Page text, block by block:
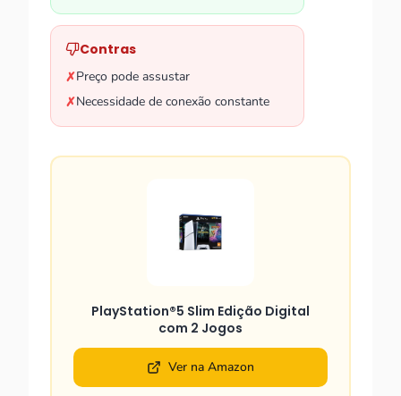
Contras
✗Preço pode assustar
✗Necessidade de conexão constante
PlayStation®5 Slim Edição Digital
com 2 Jogos
Ver na Amazon